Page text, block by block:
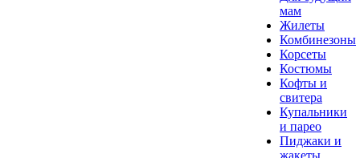
мам
Жилеты
Комбинезоны
Корсеты
Костюмы
Кофты и
свитера
Купальники
и парео
Пиджаки и
жакеты